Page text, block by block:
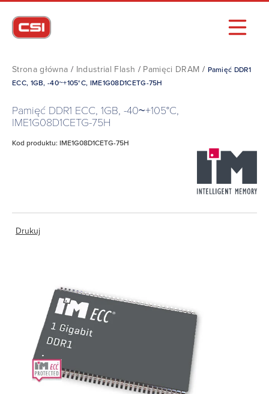
Strona główna / Industrial Flash / Pamięci DRAM / Pamięć DDR1
ECC, 1GB, -40~+105°C, IME1G08D1CETG-75H
Pamięć DDR1 ECC, 1GB, -40~+105°C,
IME1G08D1CETG-75H
Kod produktu: IME1G08D1CETG-75H
Drukuj